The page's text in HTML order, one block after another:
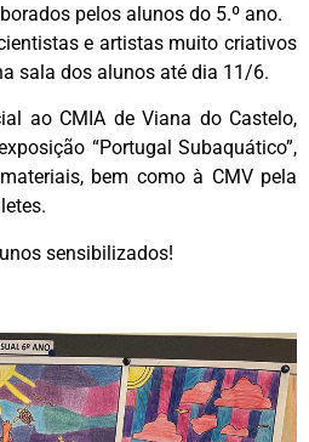
pelos alunos do 5.º ano.
e artistas muito criativos
sala dos alunos até dia 11/6.
ao CMIA de Viana do Castelo,
“Portugal Subaquático”,
bem como à CMV pela
sensibilizados!